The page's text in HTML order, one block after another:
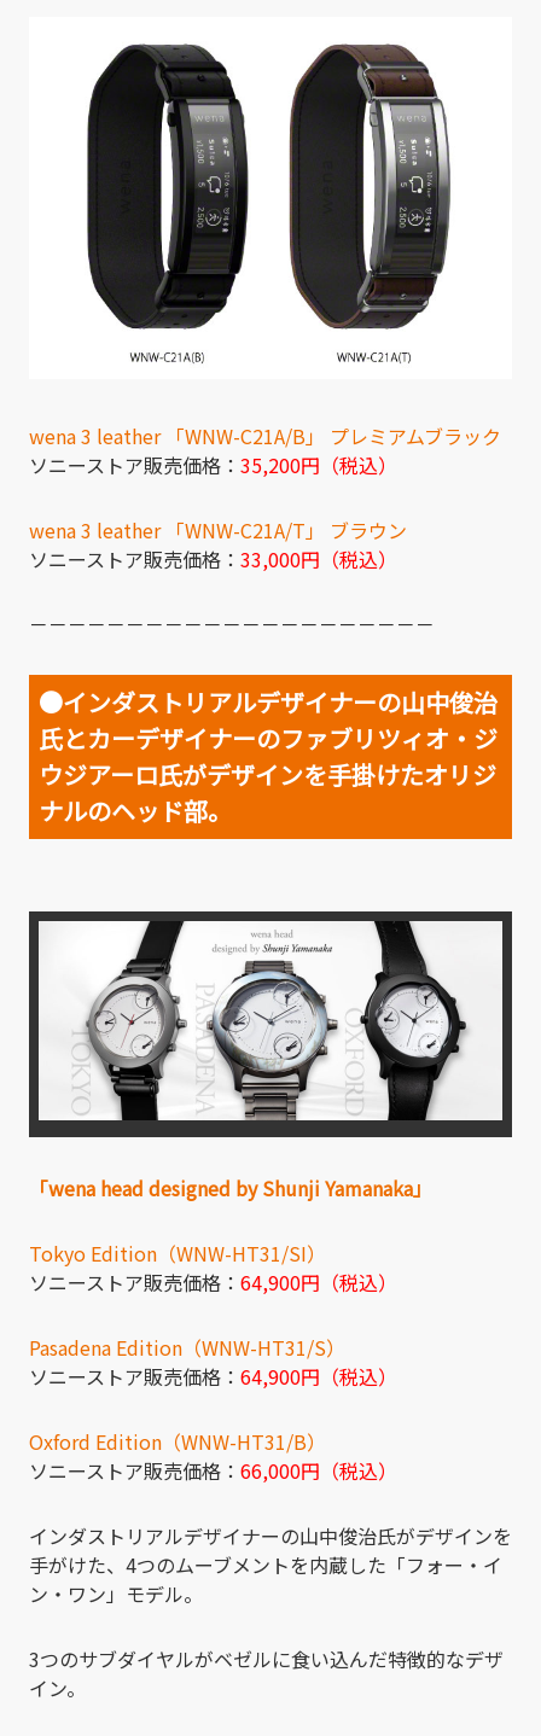
wena 3 leather 「WNW-C21A/B」 プレミアムブラック
ソニーストア販売価格： 35,200円（税込）
wena 3 leather 「WNW-C21A/T」 ブラウン
ソニーストア販売価格： 33,000円（税込）
－－－－－－－－－－－－－－－－－－－－－
●インダストリアルデザイナーの山中俊治
氏とカーデザイナーのファブリツィオ・ジ
ウジアーロ氏がデザインを手掛けたオリジ
ナルのヘッド部。
「wena head designed by Shunji Yamanaka」
Tokyo Edition（WNW-HT31/SI）
ソニーストア販売価格： 64,900円（税込）
Pasadena Edition（WNW-HT31/S）
ソニーストア販売価格： 64,900円（税込）
Oxford Edition（WNW-HT31/B）
ソニーストア販売価格： 66,000円（税込）
インダストリアルデザイナーの山中俊治氏がデザインを
手がけた、4つのムーブメントを内蔵した「フォー・イ
ン・ワン」モデル。
3つのサブダイヤルがベゼルに食い込んだ特徴的なデザ
イン。